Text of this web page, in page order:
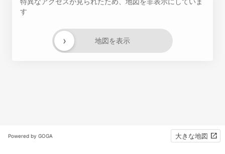
す
地図を表示
›
Powered by GOGA 大きな地図